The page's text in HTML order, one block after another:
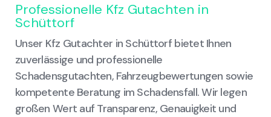
Professionelle Kfz Gutachten in
Schüttorf
Unser Kfz Gutachter in Schüttorf bietet Ihnen
zuverlässige und professionelle
Schadensgutachten, Fahrzeugbewertungen sowie
kompetente Beratung im Schadensfall. Wir legen
großen Wert auf Transparenz, Genauigkeit und